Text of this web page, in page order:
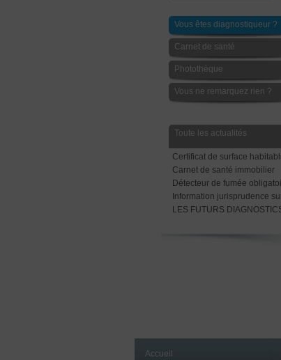
Vous êtes diagnostiqueur ?
Carnet de santé
Photothèque
Vous ne remarquez rien ?
Toute les actualités
Certificat de surface
Carnet de santé immobilier
Détecteur de fumée
Information jurisprudence
LES FUTURS
Accueil